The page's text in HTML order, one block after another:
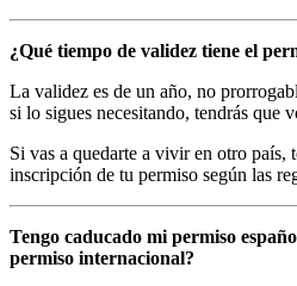
¿Qué tiempo de validez tiene el
La validez es de un año, no
si lo sigues necesitando, tendrás que
Si vas a quedarte a vivir en otro país,
inscripción de tu permiso según las
Tengo caducado mi permiso
permiso internacional?